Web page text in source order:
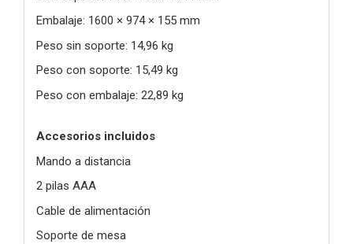
Embalaje: 1600 × 974 × 155 mm
Peso sin soporte: 14,96 kg
Peso con soporte: 15,49 kg
Peso con embalaje: 22,89 kg
Accesorios incluidos
Mando a distancia
2 pilas AAA
Cable de alimentación
Soporte de mesa